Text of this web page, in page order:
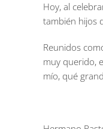
Hoy, al
también hijos
Reunidos
muy querido,
mío, qué